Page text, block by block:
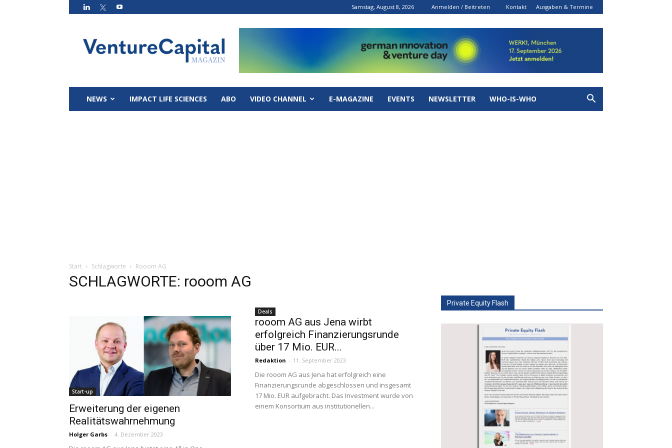
Samstag, August 8, 2026 Anmelden / Beitreten Kontakt Ausgaben & Termine
Magazin
NEWS IMPACT LIFE SCIENCES ABO VIDEO CHANNEL E-MAGAZINE EVENTS NEWSLETTER WHO-IS-WHO
Start Schlagworte Rooom AG
SCHLAGWORTE: rooom AG
Start-up
Erweiterung der eigenen
Realitätswahrnehmung
Holger Garbs - 4. Dezember 2023
Deals
rooom AG aus Jena wirbt
erfolgreich Finanzierungsrunde
über 17 Mio. EUR...
Redaktion - 11. September 2023
Die rooom AG aus Jena hat erfolgreich eine
Finanzierungsrunde abgeschlossen und insgesamt
17 Mio. EUR aufgebracht. Das Investment wurde von
einem Konsortium aus institutionellen...
Private Equity Flash